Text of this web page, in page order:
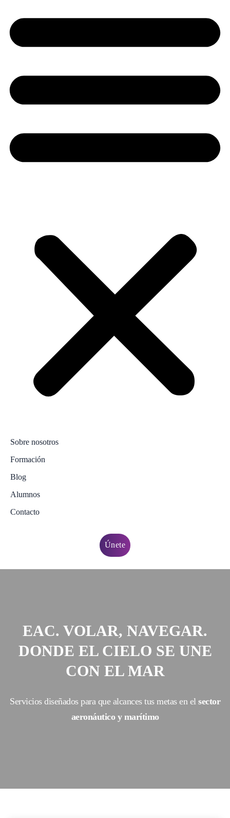
Sobre nosotros
Formación
Blog
Alumnos
Contacto
Únete
EAC. VOLAR, NAVEGAR.
DONDE EL CIELO SE UNE
CON EL MAR
Servicios diseñados para que alcances tus metas en el sector
aeronáutico y marítimo